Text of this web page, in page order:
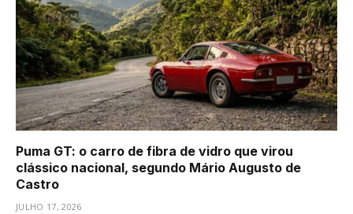
Puma GT: o carro de fibra de vidro que virou
clássico nacional, segundo Mário Augusto de
Castro
JULHO 17, 2026